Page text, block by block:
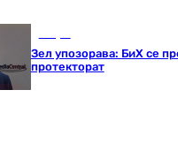
Зел упозорава: БиХ се
протекторат